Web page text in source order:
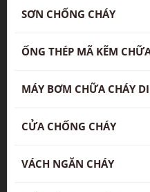
SƠN CHỐNG CHÁY
ỐNG THÉP MÃ KẼM
MÁY BƠM CHỮA CHÁY
CỬA CHỐNG CHÁY
VÁCH NGĂN CHÁY